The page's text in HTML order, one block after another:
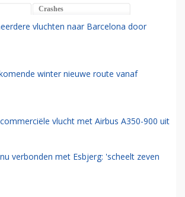
Crashes
vluchten naar Barcelona door
winter nieuwe route vanaf
vlucht met Airbus A350-900 uit
verbonden met Esbjerg: 'scheelt zeven